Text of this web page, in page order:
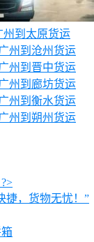
州到太原货运
州到沧州货运
州到晋中货运
州到廊坊货运
州到衡水货运
州到朔州货运
捷，货物无忧！”